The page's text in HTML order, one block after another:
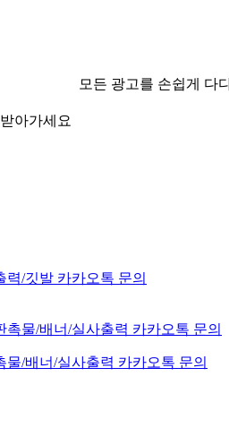
모든 광고를 손쉽게 다
아가세요
력/깃발 카카오톡 문의
물/배너/실사출력 카카오톡 문의